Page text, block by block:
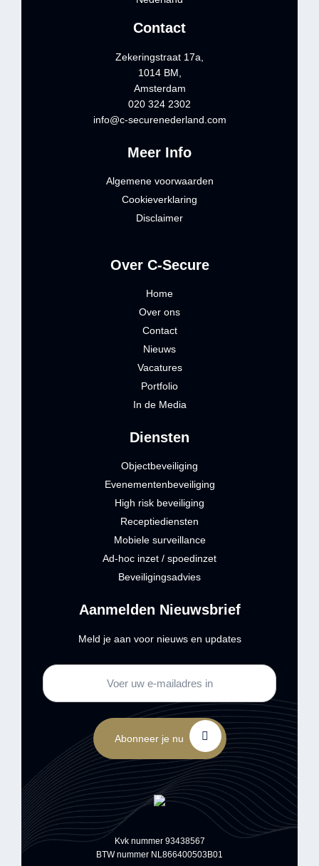
Kvk nummer 93438567
BTW nummer NL866400503B01
Contact
Zekeringstraat 17a,
1014 BM,
Amsterdam
020 324 2302
info@c-securenederland.com
Meer Info
Algemene voorwaarden
Cookieverklaring
Disclaimer
Over C-Secure
Home
Over ons
Contact
Nieuws
Vacatures
Portfolio
In de Media
Diensten
Objectbeveiliging
Evenementenbeveiliging
High risk beveiliging
Receptiediensten
Mobiele surveillance
Ad-hoc inzet / spoedinzet
Beveiligingsadvies
Aanmelden Nieuwsbrief
Meld je aan voor nieuws en updates
Abonneer je nu